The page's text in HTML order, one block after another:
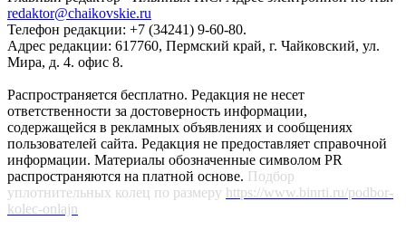
redaktor@chaikovskie.ru
Телефон редакции: +7 (34241) 9-60-80.
Адрес редакции: 617760, Пермский край, г. Чайковский, ул.
Мира, д. 4. офис 8.
Распространяется бесплатно. Редакция не несет
ответственности за достоверность информации,
содержащейся в рекламных объявлениях и сообщениях
пользователей сайта. Редакция не предоставляет справочной
информации. Материалы обозначенные символом PR
распространяются на платной основе. Подбор
уплотнительных колец по размеру https://www.binrti.ru/podbor-
kolec-onlajn